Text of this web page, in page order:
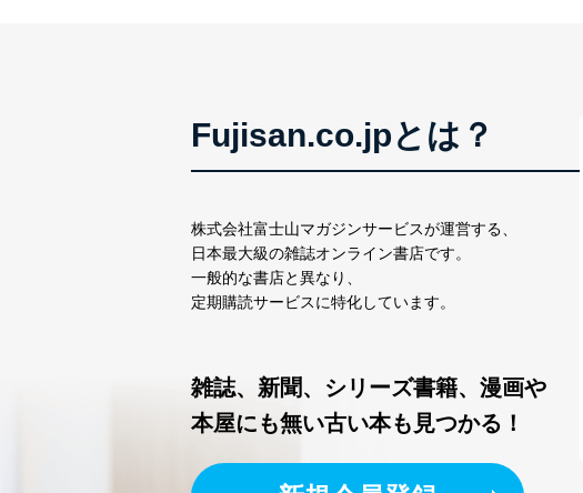
Fujisan.co.jpとは？
株式会社富士山マガジンサービスが運営する、
日本最大級の雑誌オンライン書店です。
一般的な書店と異なり、
定期購読サービスに特化しています。
雑誌、新聞、シリーズ書籍、漫画や
本屋にも無い古い本も見つかる！